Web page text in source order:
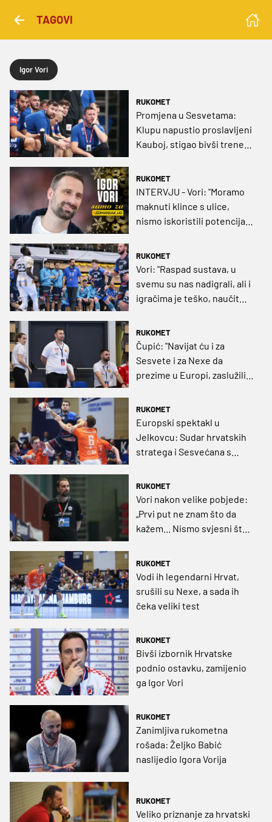
TAGOVI
Igor Vori
RUKOMET
Promjena u Sesvetama:
Klupu napustio proslavljeni
Kauboj, stigao bivši trener
RUKOMET
INTERVJU - Vori: "Moramo
maknuti klince s ulice,
nismo iskoristili potencijal
RUKOMET
Vori: "Raspad sustava, u
svemu su nas nadigrali, ali i
igračima je teško, naučit
RUKOMET
Čupić: "Navijat ću i za
Sesvete i za Nexe da
prezime u Europi, zaslužili
RUKOMET
Europski spektakl u
Jelkovcu: Sudar hrvatskih
stratega i Sesvećana s
Europe
RUKOMET
Vori nakon velike pobjede:
„Prvi put ne znam što da
kažem... Nismo svjesni što
RUKOMET
Vodi ih legendarni Hrvat,
srušili su Nexe, a sada ih
čeka veliki test
RUKOMET
Bivši izbornik Hrvatske
podnio ostavku, zamijenio
ga Igor Vori
RUKOMET
Zanimljiva rukometna
rošada: Željko Babić
naslijedio Igora Vorija
RUKOMET
Veliko priznanje za hrvatski